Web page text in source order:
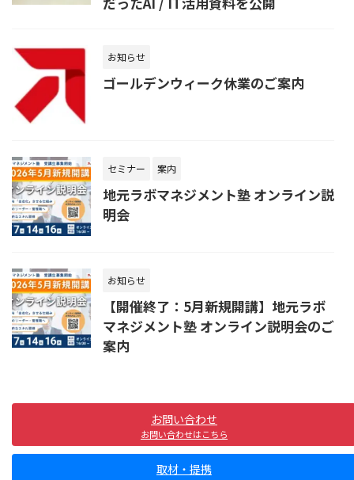
お知らせ
ゴールデンウィーク休業のご案内
セミナー 案内
地元ラボマネジメント塾 オンライン説
明会
お知らせ
【開催終了：5月新規開講】地元ラボ
マネジメント塾 オンライン説明会のご
案内
お問い合わせ
お問い合わせはこちら
取材・提携